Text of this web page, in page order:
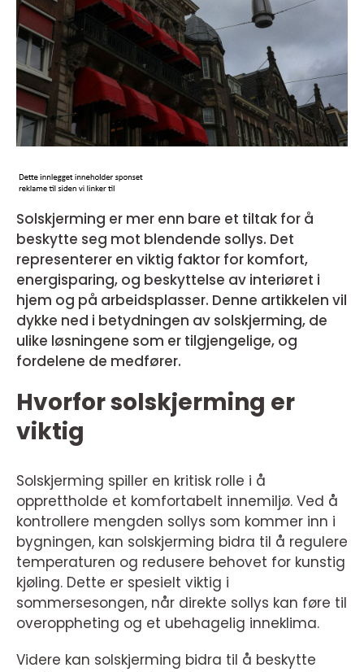
Solskjerming er mer enn bare et tiltak for å
beskytte seg mot blendende sollys. Det
representerer en viktig faktor for komfort,
energisparing, og beskyttelse av interiøret i
hjem og på arbeidsplasser. Denne artikkelen vil
dykke ned i betydningen av solskjerming, de
ulike løsningene som er tilgjengelige, og
fordelene de medfører.
Hvorfor solskjerming er
viktig
Solskjerming spiller en kritisk rolle i å
opprettholde et komfortabelt innemiljø. Ved å
kontrollere mengden sollys som kommer inn i
bygningen, kan solskjerming bidra til å regulere
temperaturen og redusere behovet for kunstig
kjøling. Dette er spesielt viktig i
sommersesongen, når direkte sollys kan føre til
overoppheting og et ubehagelig inneklima.
Videre kan solskjerming bidra til å beskytte